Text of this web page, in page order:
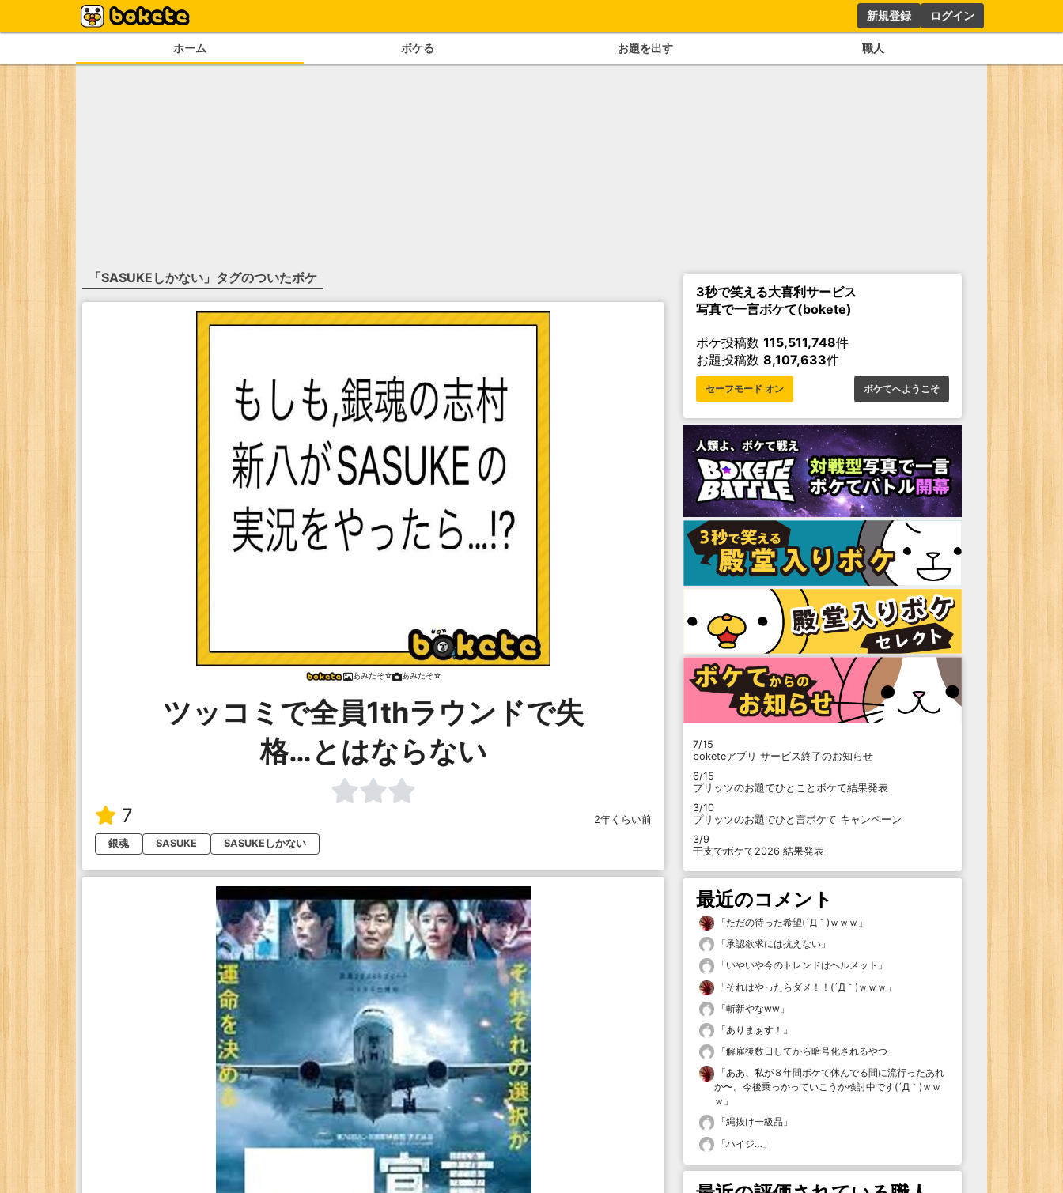
新規登録 ログイン
ホーム ボケる お題を出す 職人
「SASUKEしかない 」タグのついたボケ
あみたそ☆ あみたそ☆
ツッコミで全員1thラウンドで失
格…とはならない
7
2年くらい前
銀魂
SASUKE SASUKEしかない
3秒で笑える大喜利サービス
写真で一言ボケて(bokete)
ボケ投稿数 115,511,748件
お題投稿数 8,107,633件
セーフモード オン ボケてへようこそ
7/15
boketeアプリ サービス終了のお知らせ
6/15
プリッツのお題でひとことボケて結果発表
3/10
プリッツのお題でひと言ボケて キャンペーン
3/9
干支でボケて2026 結果発表
最近のコメント
「ただの待った希望(´Д｀)ｗｗｗ 」
「承認欲求には抗えない 」
「いやいや今のトレンドはヘルメット 」
「それはやったらダメ！！(´Д｀)ｗｗｗ 」
「斬新やなww 」
「ありまぁす！ 」
「解雇後数日してから暗号化されるやつ 」
「ああ、私が８年間ボケて休んでる間に流行ったあれ
か〜。今後乗っかっていこうか検討中です(´Д｀)ｗｗ
ｗ 」
「縄抜け一級品 」
「ハイジ… 」